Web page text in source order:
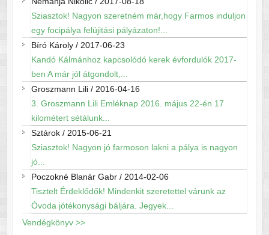
Sziasztok! Nagyon szeretném már,hogy Farmos induljon
egy focipálya felújitási pályázaton!...
Bíró Károly/ 2017-06-23
Kandó Kálmánhoz kapcsolódó kerek évfordulók 2017-
ben A már jól átgondolt,...
Groszmann Lili/ 2016-04-16
3. Groszmann Lili Emléknap 2016. május 22-én 17
kilométert sétálunk...
Sztárok/ 2015-06-21
Sziasztok! Nagyon jó farmoson lakni a pálya is nagyon
jó...
Poczokné Blanár Gabr/ 2014-02-06
Tisztelt Érdeklődők! Mindenkit szeretettel várunk az
Óvoda jótékonysági báljára. Jegyek...
Vendégkönyv >>